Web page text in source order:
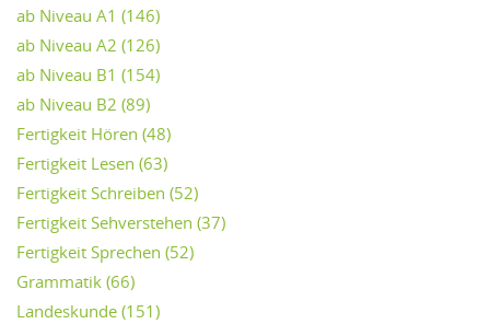
ab Niveau A1 (146)
ab Niveau A2 (126)
ab Niveau B1 (154)
ab Niveau B2 (89)
Fertigkeit Hören (48)
Fertigkeit Lesen (63)
Fertigkeit Schreiben (52)
Fertigkeit Sehverstehen (37)
Fertigkeit Sprechen (52)
Grammatik (66)
Landeskunde (151)